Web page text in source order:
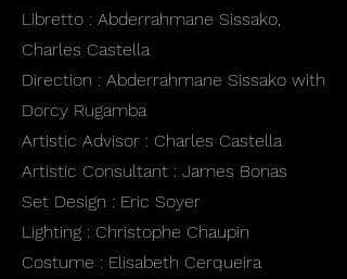
Libretto : Abderrahmane Sissako,
Charles Castella
Direction : Abderrahmane Sissako with
Dorcy Rugamba
Artistic Advisor : Charles Castella
Artistic Consultant : James Bonas
Set Design : Eric Soyer
Lighting : Christophe Chaupin
Costume : Elisabeth Cerqueira